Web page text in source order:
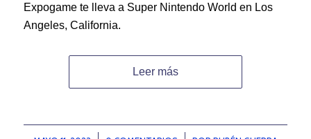
Expogame te lleva a Super Nintendo World en Los
Angeles, California.
Leer más